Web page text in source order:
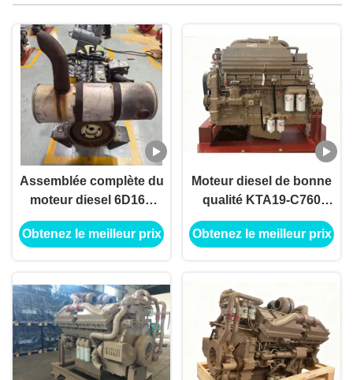
Assemblée complète du
moteur diesel 6D16T
pour l'excavatrice de
construction
Obtenez le meilleur prix
Moteur diesel de bonne
qualité KTA19-C760
pour machines de
construction
Obtenez le meilleur prix